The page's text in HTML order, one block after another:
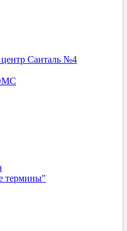
Санталь №4
термины"